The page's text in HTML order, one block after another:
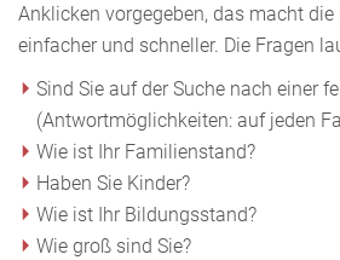
Anklicken vorgegeben, das macht
einfacher und schneller. Die Fragen
Sind Sie auf der Suche nach einer
(Antwortmöglichkeiten: auf jeden
Wie ist Ihr Familienstand?
Haben Sie Kinder?
Wie ist Ihr Bildungsstand?
Wie groß sind Sie?